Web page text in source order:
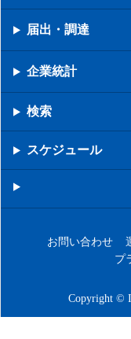
届出・調達
企業統計
検索
スケジュール
お問い合わせ
プ
Copyright ©